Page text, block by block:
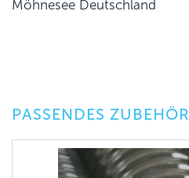
Möhnesee Deutschland
PASSENDES ZUBEHÖR